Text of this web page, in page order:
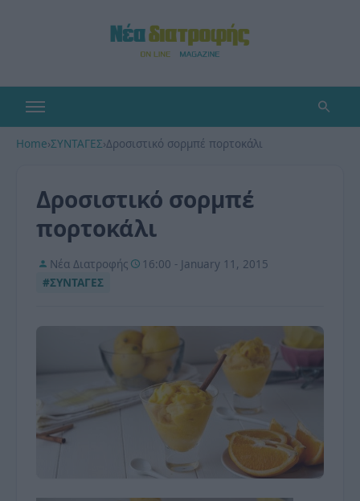
Home›ΣΥΝΤΑΓΕΣ›Δροσιστικό σορμπέ πορτοκάλι
Δροσιστικό σορμπέ
πορτοκάλι
Νέα Διατροφής
16:00 - January 11, 2015
#ΣΥΝΤΑΓΕΣ